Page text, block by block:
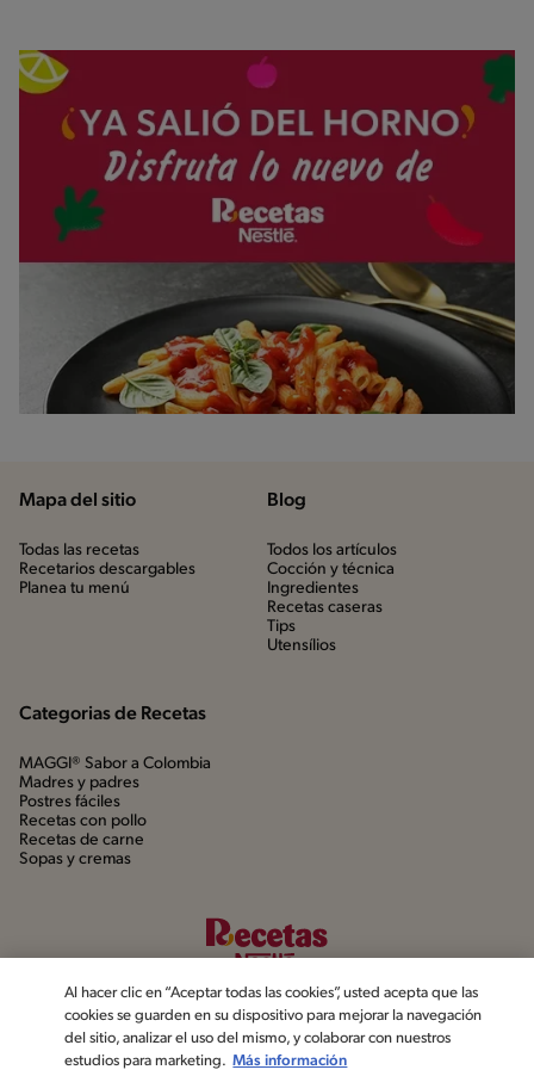
Mapa del sitio
Todas las recetas
Recetarios descargables
Planea tu menú
Blog
Todos los artículos
Cocción y técnica
Ingredientes
Recetas caseras
Tips
Utensílios
Categorias de Recetas
MAGGI® Sabor a Colombia
Madres y padres
Postres fáciles
Recetas con pollo
Recetas de carne
Sopas y cremas
Al hacer clic en “Aceptar todas las cookies”, usted acepta que las
cookies se guarden en su dispositivo para mejorar la navegación
del sitio, analizar el uso del mismo, y colaborar con nuestros
estudios para marketing. Más información